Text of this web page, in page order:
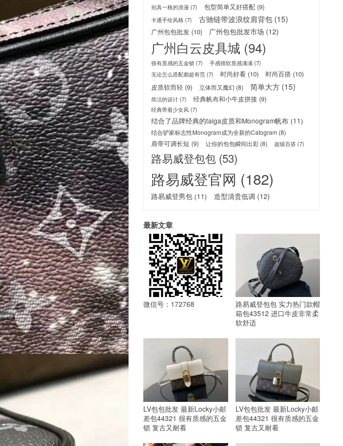
别具一格的浪漫 (7) 包型简单又好搭配 (9)
卡通手绘风格(7) 古驰链带波浪纹肩背包 (15)
广州包包批发 (10) 广州包包批发市场 (12)
广州白云皮具城 (94)
很有质感的五金锁 (7) 手感很软质感满满(7)
无论怎么搭配都超有范(7) 时尚好看 (10) 时尚百搭 (10)
皮质软而轻 (9) 立体而又魔幻 (8) 简单大方 (15)
简洁的设计(7) 经典帆布和小牛皮拼接 (9)
经典带着少女风(7)
结合了品牌经典的taiga皮质和Monogram帆布 (11)
结合驴家标志性Monogram成为全新的Catogram (8)
肩带可调长短 (9) 让你的包包瞬间出彩 (8) 超级百搭(7)
路易威登包包 (53)
路易威登官网 (182)
路易威登男包 (11) 造型清贵低调 (12)
最新文章
微信号：172768
路易威登包包 实力热门款帽
箱包43512 进口牛皮非常柔
软舒适
LV包包批发 最新Locky小邮
差包44321 很有质感的五金
锁 复古又耐看
LV包包批发 最新Locky小邮
差包44321 很有质感的五金
锁 复古又耐看